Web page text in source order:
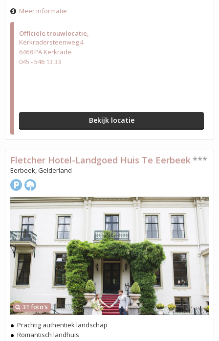
Officiële trouwlocatie
Kerkradersteenweg 4
6468 PA Kerkrade
045 - 546 13 33
Bekijk locatie
Meer informatie
31 foto's
Fletcher Hotel-Landgoed Huis Te Eerbeek ***
Eerbeek, Gelderland
Prachtig authentiek landschap
Romantisch landhuis